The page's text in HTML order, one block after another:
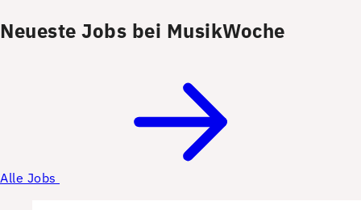
Neueste Jobs bei MusikWoche
Alle Jobs